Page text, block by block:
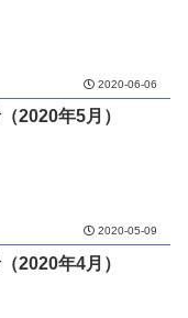
2020-06-06
2020年5月）
2020-05-09
2020年4月）